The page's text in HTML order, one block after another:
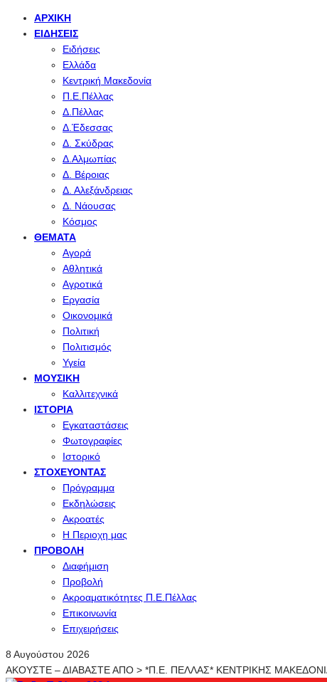
ΑΡΧΙΚΉ
ΕΙΔΉΣΕΙΣ
Ειδήσεις
Ελλάδα
Κεντρική Μακεδονία
Π.Ε.Πέλλας
Δ.Πέλλας
Δ.Έδεσσας
Δ. Σκύδρας
Δ.Αλμωπίας
Δ. Βέροιας
Δ. Αλεξάνδρειας
Δ. Νάουσας
Κόσμος
ΘΈΜΑΤΑ
Αγορά
Αθλητικά
Αγροτικά
Εργασία
Οικονομικά
Πολιτική
Πολιτισμός
Υγεία
ΜΟΥΣΙΚΉ
Καλλιτεχνικά
ΙΣΤΟΡΊΑ
Εγκαταστάσεις
Φωτογραφίες
Ιστορικό
ΣΤΟΧΕΎΟΝΤΑΣ
Πρόγραμμα
Εκδηλώσεις
Ακροατές
Η Περιοχη μας
ΠΡΟΒΟΛΉ
Διαφήμιση
Προβολή
Ακροαματικότητες Π.Ε.Πέλλας
Επικοινωνία
Επιχειρήσεις
8 Αυγούστου 2026
ΑΚΟΥΣΤΕ – ΔΙΑΒΑΣΤΕ ΑΠΟ > *Π.Ε. ΠΕΛΛΑΣ* ΚΕΝΤΡΙΚΗΣ